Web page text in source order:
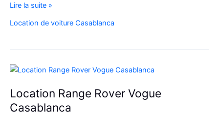
Réservez
SUV
Luxe
à
l’Aéroport
Mohammed
V
Lire la suite »
Location de voiture Casablanca
Location Range Rover Vogue
Casablanca